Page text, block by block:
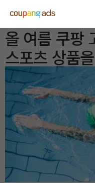
올 여름 쿠팡
스포츠 상품